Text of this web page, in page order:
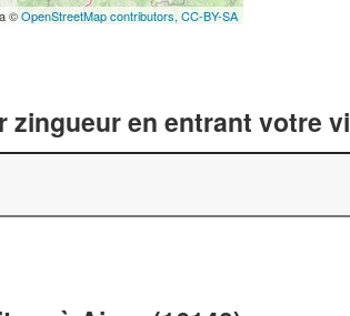
©OpenStreetMap contributors, CC-BY-SA
zingueur en entrant votre